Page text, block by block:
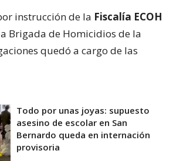
instrucción de la Fiscalía ECOH
Brigada de Homicidios de la
quedó a cargo de las
Todo por unas joyas: supuesto
asesino de escolar en San
Bernardo queda en internación
provisoria